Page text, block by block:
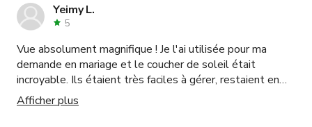
qui était très pratique pour filmer nos scènes. Il y avait
aussi beaucoup d'équipements disponibles, y compris
Yeimy L.
5
Vue absolument magnifique ! Je l'ai utilisée pour ma
demande en mariage et le coucher de soleil était
incroyable. Ils étaient très faciles à gérer, restaient en
contact et s'assuraient que j'avais tout ce dont j'avais
besoin. Ils ont rendu cela très facile. Je le
Afficher plus